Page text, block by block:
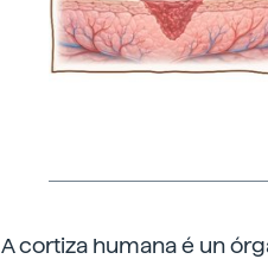
A cortiza humana é un